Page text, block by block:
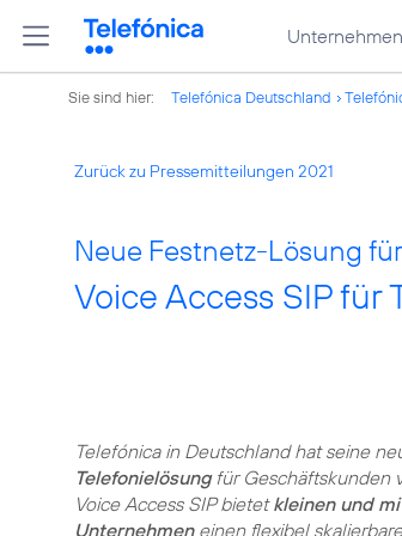
Unternehmen
Sie sind hier: Telefónica Deutschland
Zurück zu Pressemitteilungen 2021
Neue Festnetz-Lösung
Voice Access SIP für
Telefónica in Deutschland hat seine
Telefonielösungfür Geschäftskunden
Voice Access SIP bietetkleinen und
Unternehmeneinen flexibel